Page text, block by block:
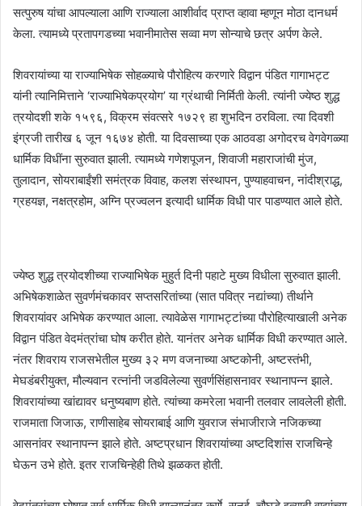
सत्पुरुष यांचा आपल्याला आणि राज्याला आशीर्वाद प्राप्त व्हावा म्हणून मोठा दानधर्म
केला. त्यामध्ये प्रतापगडच्या भवानीमातेस सव्वा मण सोन्याचे छत्र अर्पण केले.
शिवरायांच्या या राज्याभिषेक सोहळ्याचे पौरोहित्य करणारे विद्वान पंडित गागाभट्ट
यांनी त्यानिमित्ताने ‘राज्याभिषेकप्रयोग’ या ग्रंथाची निर्मिती केली. त्यांनी ज्येष्ठ शुद्ध
त्रयोदशी शके १५९६, विक्रम संवत्सरे १७२९ हा शुभदिन ठरविला. त्या दिवशी
इंग्रजी तारीख ६ जून १६७४ होती. या दिवसाच्या एक आठवडा अगोदरच वेगवेगळ्या
धार्मिक विधींना सुरुवात झाली. त्यामध्ये गणेशपूजन, शिवाजी महाराजांची मुंज,
तुलादान, सोयराबाईंशी समंत्रक विवाह, कलश संस्थापन, पुण्याहवाचन, नांदीश्राद्ध,
ग्रहयज्ञ, नक्षत्रहोम, अग्नि प्रज्वलन इत्यादी धार्मिक विधी पार पाडण्यात आले होते.
ज्येष्ठ शुद्ध त्रयोदशीच्या राज्याभिषेक मुहुर्त दिनी पहाटे मुख्य विधीला सुरुवात झाली.
अभिषेकशाळेत सुवर्णमंचकावर सप्तसरितांच्या (सात पवित्र नद्यांच्या) तीर्थाने
शिवरायांवर अभिषेक करण्यात आला. त्यावेळेस गागाभट्टांच्या पौरोहित्याखाली अनेक
विद्वान पंडित वेदमंत्रांचा घोष करीत होते. यानंतर अनेक धार्मिक विधी करण्यात आले.
नंतर शिवराय राजसभेतील मुख्य ३२ मण वजनाच्या अष्टकोनी, अष्टस्तंभी,
मेघडंबरीयुक्त, मौल्यवान रत्नांनी जडविलेल्या सुवर्णसिंहासनावर स्थानापन्न झाले.
शिवरायांच्या खांद्यावर धनुष्यबाण होते. त्यांच्या कमरेला भवानी तलवार लावलेली होती.
राजमाता जिजाऊ, राणीसाहेब सोयराबाई आणि युवराज संभाजीराजे नजिकच्या
आसनांवर स्थानापन्न झाले होते. अष्टप्रधान शिवरायांच्या अष्टदिशांस राजचिन्हे
घेऊन उभे होते. इतर राजचिन्हेही तिथे झळकत होती.